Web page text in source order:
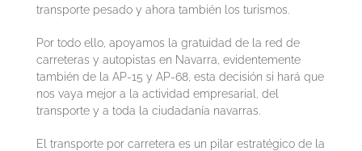
transporte pesado y ahora también los turismos.
Por todo ello, apoyamos la gratuidad de la red de
carreteras y autopistas en Navarra, evidentemente
también de la AP-15 y AP-68, esta decisión si hará que
nos vaya mejor a la actividad empresarial, del
transporte y a toda la ciudadanía navarras.
El transporte por carretera es un pilar estratégico de la